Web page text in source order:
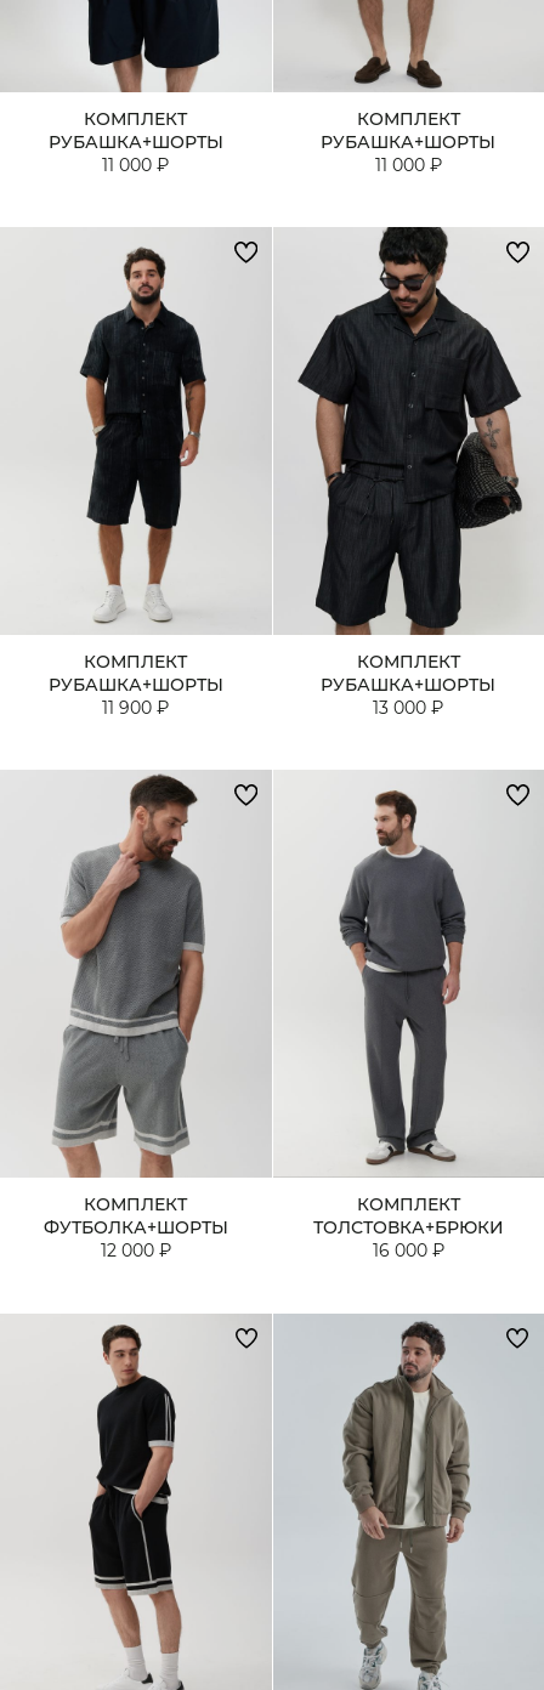
КОМПЛЕКТ
РУБАШКА+ШОРТЫ
11 000 ₽
КОМПЛЕКТ
РУБАШКА+ШОРТЫ
11 000 ₽
КОМПЛЕКТ
РУБАШКА+ШОРТЫ
11 900 ₽
КОМПЛЕКТ
РУБАШКА+ШОРТЫ
13 000 ₽
КОМПЛЕКТ
ФУТБОЛКА+ШОРТЫ
12 000 ₽
КОМПЛЕКТ
ТОЛСТОВКА+БРЮКИ
16 000 ₽
Кардиганы
Комплекты
Лонгсливы
Рубашки
Свитеры
Толстовки
Футболки
Шорты
Аксессуары